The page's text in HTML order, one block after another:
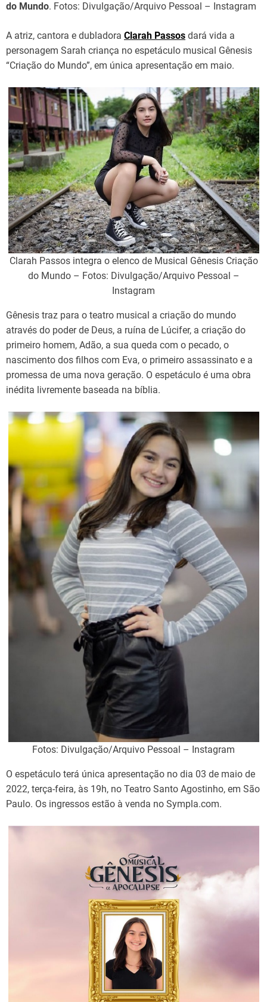
do Mundo. Fotos: Divulgação/Arquivo Pessoal – Instagram
A atriz, cantora e dubladora Clarah Passos dará vida a
personagem Sarah criança no espetáculo musical Gênesis
“Criação do Mundo”, em única apresentação em maio.
Clarah Passos integra o elenco de Musical Gênesis Criação
do Mundo – Fotos: Divulgação/Arquivo Pessoal –
Instagram
Gênesis traz para o teatro musical a criação do mundo
através do poder de Deus, a ruína de Lúcifer, a criação do
primeiro homem, Adão, a sua queda com o pecado, o
nascimento dos filhos com Eva, o primeiro assassinato e a
promessa de uma nova geração. O espetáculo é uma obra
inédita livremente baseada na bíblia.
Fotos: Divulgação/Arquivo Pessoal – Instagram
O espetáculo terá única apresentação no dia 03 de maio de
2022, terça-feira, às 19h, no Teatro Santo Agostinho, em São
Paulo. Os ingressos estão à venda no Sympla.com.